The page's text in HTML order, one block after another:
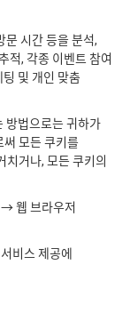
문 시간 등을 분석,
적, 각종 이벤트 참여
및 개인 맞춤
방법으로는 귀하가
모든 쿠키를
거나, 모든 쿠키의
→ 웹 브라우저
비스 제공에